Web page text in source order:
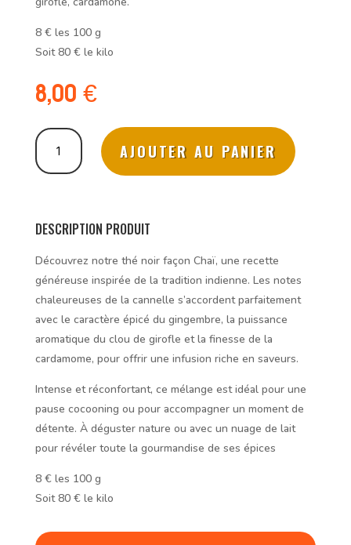
8 € les 100 g
Soit 80 € le kilo
8,00€
quantité
de
Nuit
Thé
NOUVEAUTE
AJOUTER AU PANIER
DESCRIPTION PRODUIT
Découvrez notre thé noir façon Chaï, une recette
généreuse inspirée de la tradition indienne. Les notes
chaleureuses de la cannelle s’accordent parfaitement
avec le caractère épicé du gingembre, la puissance
aromatique du clou de girofle et la finesse de la
cardamome, pour offrir une infusion riche en saveurs.
Intense et réconfortant, ce mélange est idéal pour une
pause cocooning ou pour accompagner un moment de
détente. À déguster nature ou avec un nuage de lait
pour révéler toute la gourmandise de ses épices
8 € les 100 g
Soit 80 € le kilo